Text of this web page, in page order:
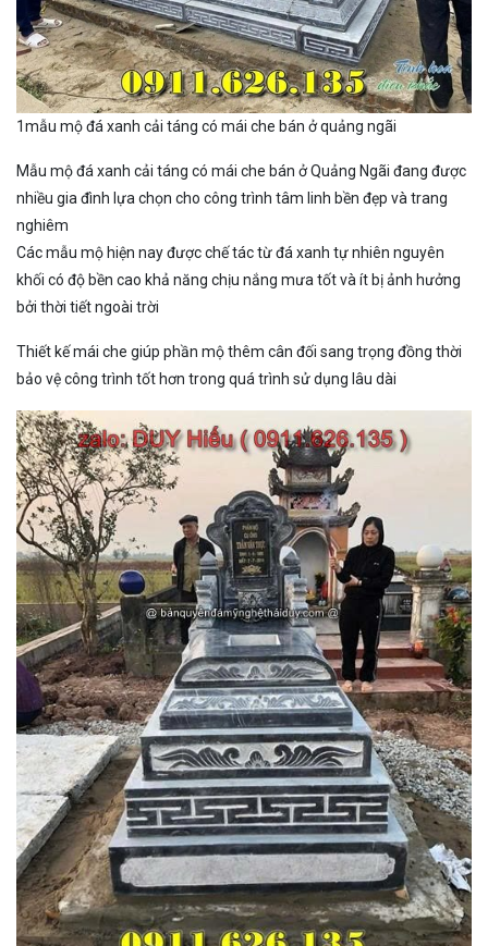
1mẫu mộ đá xanh cải táng có mái che bán ở quảng ngãi
Mẫu mộ đá xanh cải táng có mái che bán ở Quảng Ngãi đang được
nhiều gia đình lựa chọn cho công trình tâm linh bền đẹp và trang
nghiêm
Các mẫu mộ hiện nay được chế tác từ đá xanh tự nhiên nguyên
khối có độ bền cao khả năng chịu nắng mưa tốt và ít bị ảnh hưởng
bởi thời tiết ngoài trời
Thiết kế mái che giúp phần mộ thêm cân đối sang trọng đồng thời
bảo vệ công trình tốt hơn trong quá trình sử dụng lâu dài